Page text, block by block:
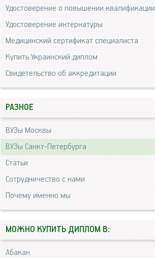
Удостоверение о повышении квалификации
Удостоверение интернатуры
Медицинский сертификат специалиста
Купить Украинский диплом
Свидетельство об аккредитации
РАЗНОЕ
ВУЗы Москвы
ВУЗы Санкт-Петербурга
Статьи
Сотрудничество с нами
Почему именно мы
МОЖНО КУПИТЬ ДИПЛОМ В:
Абакан